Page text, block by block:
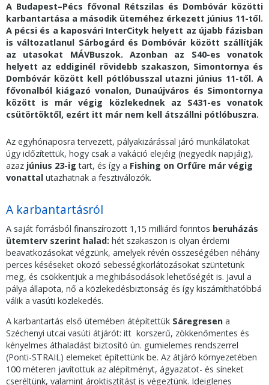
A Budapest–Pécs fővonal Rétszilas és Dombóvár közötti
karbantartása a második üteméhez érkezett június 11-től.
A pécsi és a kaposvári InterCityk helyett az újabb fázisban
is változatlanul Sárbogárd és Dombóvár között szállítják
az utasokat MÁVBuszok. Azonban az S40-es vonatok
helyett az eddiginél rövidebb szakaszon, Simontornya és
Dombóvár között kell pótlóbusszal utazni június 11-től. A
fővonalból kiágazó vonalon, Dunaújváros és Simontornya
között is már végig közlekednek az S431-es vonatok
csütörtöktől, ezért itt már nem kell átszállni pótlóbuszra.
Az egyhónaposra tervezett, pályakizárással járó munkálatokat
úgy időzítettük, hogy csak a vakáció elejéig (negyedik napjáig),
azaz június 23-ig tart, és így a Fishing on Orfűre már végig
vonattal utazhatnak a fesztiválozók.
A karbantartásról
A saját forrásból finanszírozott 1,15 milliárd forintos beruházás
ütemterv szerint halad: hét szakaszon is olyan érdemi
beavatkozásokat végzünk, amelyek révén összeségében néhány
perces késéseket okozó sebességkorlátozásokat szüntetünk
meg, és csökkentjük a meghibásodások lehetőségét is. Javul a
pálya állapota, nő a közlekedésbiztonság és így kiszámíthatóbbá
válik a vasúti közlekedés.
A karbantartás első ütemében átépítettük Sáregresen a
Széchenyi utcai vasúti átjárót: itt korszerű, zökkenőmentes és
kényelmes áthaladást biztosító ún. gumielemes rendszerrel
(Ponti-STRAIL) elemeket építettünk be. Az átjáró környezetében
100 méteren javítottuk az alépítményt, ágyazatot- és síneket
cseréltünk, valamint ároktisztítást is végeztünk. Ideiglenes